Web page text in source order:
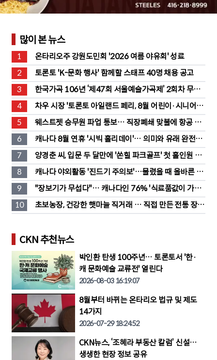
많이 본 뉴스
1
온타리오주 강원도민회 '2026 여름 야유회' 성료
2
토론토 'K-문화 행사' 함께할 스태프 40명 채용 공고
3
한국가곡 106년 ‘제47회 서울예술가곡제’ 2회차 무대
성황
4
차우 시장 '토론토 아일랜드 페리, 8월 어린이·시니어 무
료' 발표
5
웨스트젯 승무원 파업 통보… 직장폐쇄 맞불에 항공 대
란
6
캐나다 8월 연휴 '시빅 홀리데이'… 의미와 유래 완전정
리
7
양경춘 씨, 입문 두 달만에 '쏜힐 파크골프' 첫 홀인원 주
인공
8
캐나다 야외활동 '진드기 주의보'…물렸을 때 올바른 대
처법은?
9
"장보기가 무섭다"… 캐나다인 76% '식료품값이 가장
부담'
10
초보농장, 건강한 햇마늘 직거래 … 직접 만든 전통 장류
도 판매
CKN 추천뉴스
박인환 탄생 100주년… 토론토서 '한·
캐 문화예술 교류전' 열린다
2026-08-03 16:19:07
8월부터 바뀌는 온타리오 법규 및 제도
14가지
2026-07-29 18:24:52
CKN뉴스, ‘조혜라 부동산 칼럼’ 신설…
생생한 현장 정보 공유